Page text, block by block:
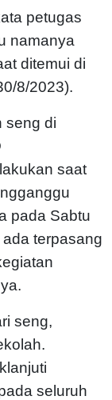
petugas
namanya
ditemui di
8/2023).
seng di
saat
pada Sabtu
terpasang
seng,
seluruh